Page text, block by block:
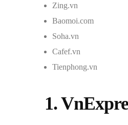
Zing.vn
Baomoi.com
Soha.vn
Cafef.vn
Tienphong.vn
1.